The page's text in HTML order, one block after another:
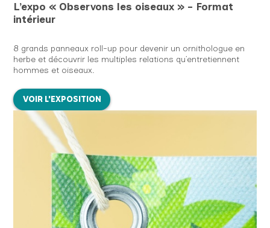
L’expo « Observons les oiseaux » - Format
intérieur
8 grands panneaux roll-up pour devenir un ornithologue en
herbe et découvrir les multiples relations qu’entretiennent
hommes et oiseaux.
VOIR L'EXPOSITION